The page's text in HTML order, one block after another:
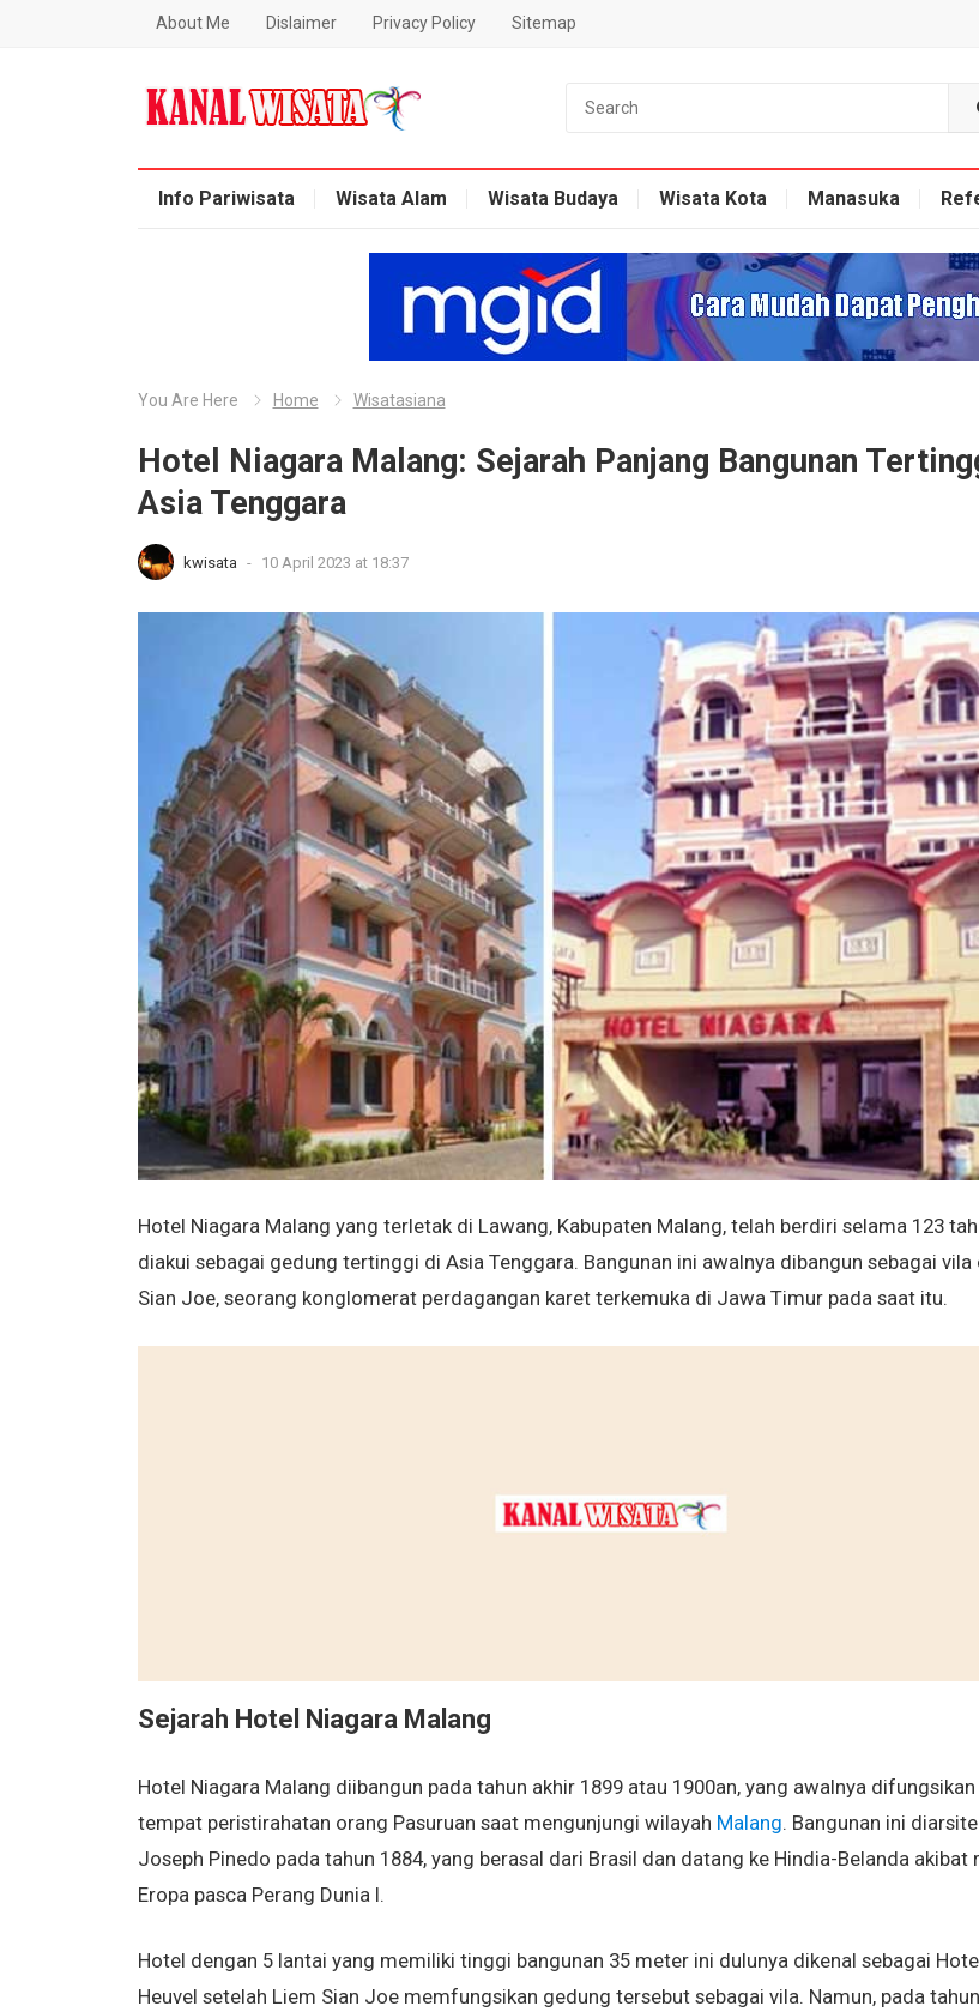
About Me Dislaimer Privacy Policy Sitemap
Blog Kanal Wisata
Info Pariwisata
Wisata Alam Wisata Budaya Wisata Kota Manasuka
You Are Here Home Wisatasiana
Hotel Niagara Malang: Sejarah Panjang Bangunan
Asia Tenggara
kwisata - 10 April 2023 at 18:37
Hotel Niagara Malang yang terletak di Lawang, Kabupaten Malang, telah berdiri selama 123
diakui sebagai gedung tertinggi di Asia Tenggara. Bangunan ini awalnya dibangun sebagai vila
Sian Joe, seorang konglomerat perdagangan karet terkemuka di Jawa Timur pada saat itu.
Sejarah Hotel Niagara Malang
Hotel Niagara Malang diibangun pada tahun akhir 1899 atau 1900an, yang awalnya
tempat peristirahatan orang Pasuruan saat mengunjungi wilayah Malang. Bangunan ini
Joseph Pinedo pada tahun 1884, yang berasal dari Brasil dan datang ke Hindia-Belanda akibat
Eropa pasca Perang Dunia I.
Hotel dengan 5 lantai yang memiliki tinggi bangunan 35 meter ini dulunya dikenal sebagai
Heuvel setelah Liem Sian Joe memfungsikan gedung tersebut sebagai vila. Namun, pada